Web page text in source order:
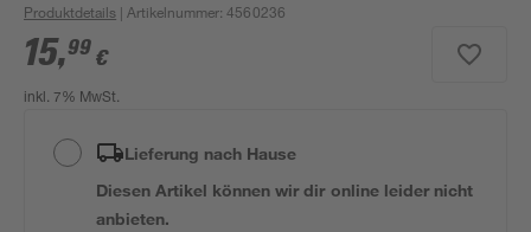
Produktdetails | Artikelnummer:4560236
15,99 €
inkl. 7% MwSt.
Lieferung nach Hause
Diesen Artikel können wir dir online leider nicht
anbieten.